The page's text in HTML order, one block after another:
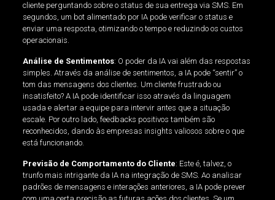
cliente perguntando sobre o status de sua entrega via SMS. Em
segundos, um bot alimentado por IA pode verificar o status e
enviar uma resposta, otimizando o tempo e reduzindo os custos
operacionais.
Análise de Sentimentos: O poder da IA vai além das respostas
simples. Através da análise de sentimentos, a IA pode “sentir” o
tom das mensagens dos clientes. Um cliente frustrado ou
insatisfeito? A IA pode identificar isso através da linguagem
usada e alertar a equipe para intervir antes que a situação
escale. Por outro lado, feedbacks positivos também são
reconhecidos, dando às empresas insights valiosos sobre o que
está funcionando.
Previsão de Comportamento do Cliente: Este é, talvez, o
trunfo mais intrigante da IA na integração de SMS. Ao analisar
padrões de mensagens e interações anteriores, a IA pode prever